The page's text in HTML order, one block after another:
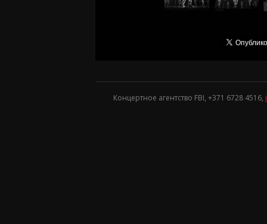
Концертное агентство FBI, +371 6728 4516,